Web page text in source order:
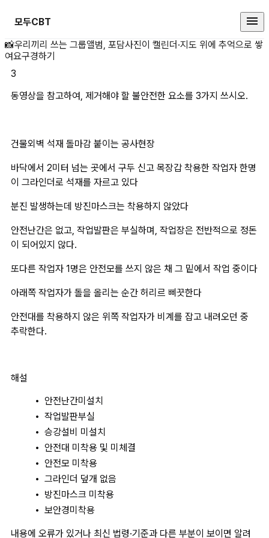
모두CBT
동영상을 참고하여, 제거해야 할
📸우리끼리 쓰는 그룹앨범, 포담사진이 캘린더·지도 위에 추억으로 쌓
여요구경하기
3
동영상을 참고하여, 제거해야 할 불안전한 요소를 3가지 쓰시오.
건물외벽 석재 돌마감 붙이는 공사현장
바닥에서 2미터 넘는 곳에서 구두 신고 목장갑 착용한 작업자 한명
이 그라인더로 석재를 자르고 있다
분진 발생하는데 방진마스크는 착용하지 않았다
안전난간은 없고, 작업발판은 부실하며, 작업장은 전반적으로 정돈
이 되어있지 않다.
또다른 작업자 1명은 안전모를 쓰지 않은 채 그 밑에서 작업 중이다
아래쪽 작업자가 돌을 올리는 순간 허리르 삐끗한다
안전대를 착용하지 않은 위쪽 작업자가 비계를 잡고 내려오던 중
추락한다.
해설
안전난간미설치
작업발판부실
승강설비 미설치
안전대 미착용 및 미체결
안전모 미착용
그라인더 덮개 없음
방진마스크 미착용
보안경미착용
내용에 오류가 있거나 최신 법령·기준과 다른 부분이 보이면 알려